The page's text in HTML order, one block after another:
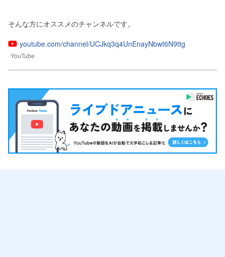
そんな方にオススメのチャンネルです。
youtube.com/channel/UCJkq3q4UnEnayNbwt6N9ttg
YouTube